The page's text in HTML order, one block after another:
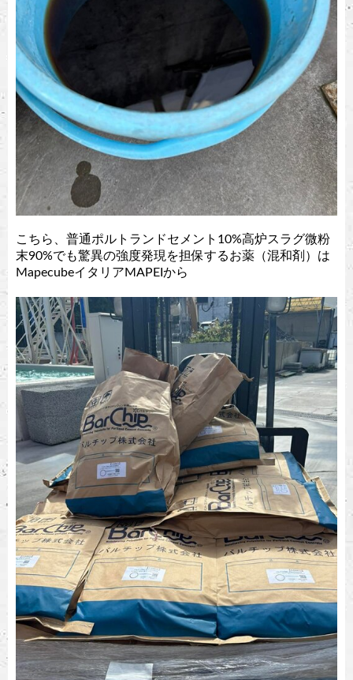
こちら、普通ポルトランドセメント10%高炉スラグ微粉
末90%でも驚異の強度発現を担保するお薬（混和剤）は
MapecubeイタリアMAPEIから